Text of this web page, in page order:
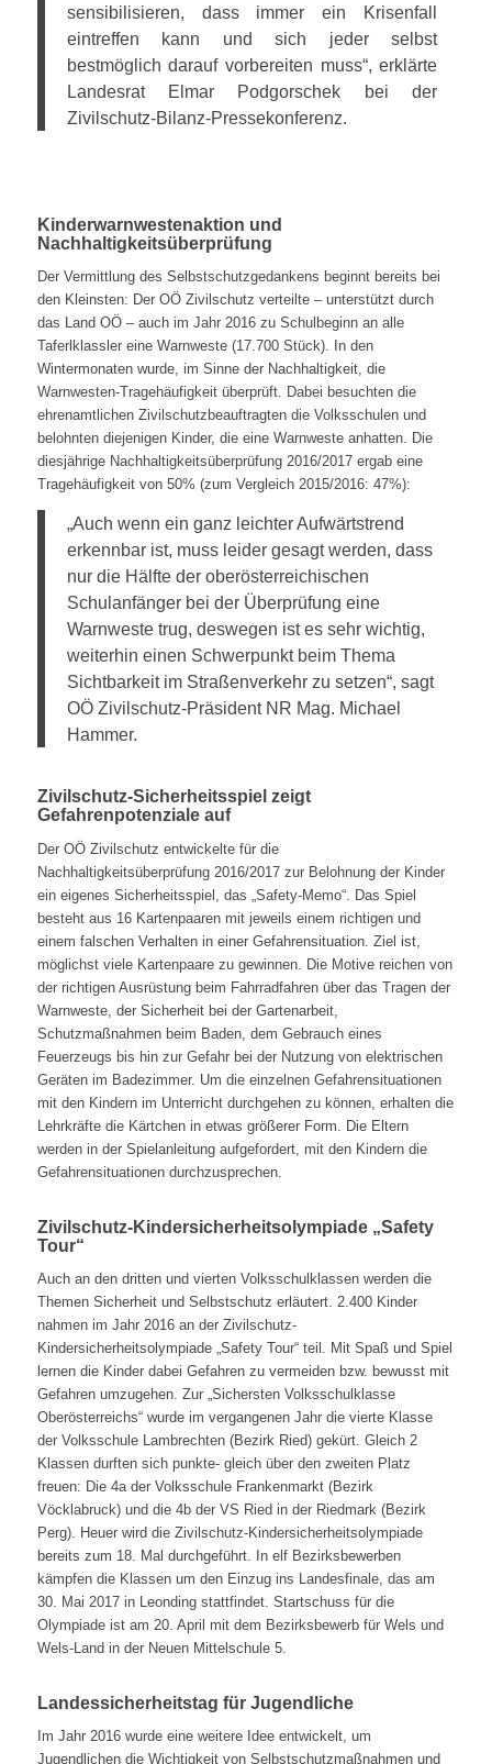
sensibilisieren, dass immer ein Krisenfall
eintreffen kann und sich jeder selbst
bestmöglich darauf vorbereiten muss“, erklärte
Landesrat Elmar Podgorschek bei der
Zivilschutz-Bilanz-Pressekonferenz.
Kinderwarnwestenaktion und
Nachhaltigkeitsüberprüfung
Der Vermittlung des Selbstschutzgedankens beginnt bereits bei
den Kleinsten: Der OÖ Zivilschutz verteilte – unterstützt durch
das Land OÖ – auch im Jahr 2016 zu Schulbeginn an alle
Taferlklassler eine Warnweste (17.700 Stück). In den
Wintermonaten wurde, im Sinne der Nachhaltigkeit, die
Warnwesten-Tragehäufigkeit überprüft. Dabei besuchten die
ehrenamtlichen Zivilschutzbeauftragten die Volksschulen und
belohnten diejenigen Kinder, die eine Warnweste anhatten. Die
diesjährige Nachhaltigkeitsüberprüfung 2016/2017 ergab eine
Tragehäufigkeit von 50% (zum Vergleich 2015/2016: 47%):
„Auch wenn ein ganz leichter Aufwärtstrend
erkennbar ist, muss leider gesagt werden, dass
nur die Hälfte der oberösterreichischen
Schulanfänger bei der Überprüfung eine
Warnweste trug, deswegen ist es sehr wichtig,
weiterhin einen Schwerpunkt beim Thema
Sichtbarkeit im Straßenverkehr zu setzen“, sagt
OÖ Zivilschutz-Präsident NR Mag. Michael
Hammer.
Zivilschutz-Sicherheitsspiel zeigt
Gefahrenpotenziale auf
Der OÖ Zivilschutz entwickelte für die
Nachhaltigkeitsüberprüfung 2016/2017 zur Belohnung der Kinder
ein eigenes Sicherheitsspiel, das „Safety-Memo“. Das Spiel
besteht aus 16 Kartenpaaren mit jeweils einem richtigen und
einem falschen Verhalten in einer Gefahrensituation. Ziel ist,
möglichst viele Kartenpaare zu gewinnen. Die Motive reichen von
der richtigen Ausrüstung beim Fahrradfahren über das Tragen der
Warnweste, der Sicherheit bei der Gartenarbeit,
Schutzmaßnahmen beim Baden, dem Gebrauch eines
Feuerzeugs bis hin zur Gefahr bei der Nutzung von elektrischen
Geräten im Badezimmer. Um die einzelnen Gefahrensituationen
mit den Kindern im Unterricht durchgehen zu können, erhalten die
Lehrkräfte die Kärtchen in etwas größerer Form. Die Eltern
werden in der Spielanleitung aufgefordert, mit den Kindern die
Gefahrensituationen durchzusprechen.
Zivilschutz-Kindersicherheitsolympiade „Safety
Tour“
Auch an den dritten und vierten Volksschulklassen werden die
Themen Sicherheit und Selbstschutz erläutert. 2.400 Kinder
nahmen im Jahr 2016 an der Zivilschutz-
Kindersicherheitsolympiade „Safety Tour“ teil. Mit Spaß und Spiel
lernen die Kinder dabei Gefahren zu vermeiden bzw. bewusst mit
Gefahren umzugehen. Zur „Sichersten Volksschulklasse
Oberösterreichs“ wurde im vergangenen Jahr die vierte Klasse
der Volksschule Lambrechten (Bezirk Ried) gekürt. Gleich 2
Klassen durften sich punkte- gleich über den zweiten Platz
freuen: Die 4a der Volksschule Frankenmarkt (Bezirk
Vöcklabruck) und die 4b der VS Ried in der Riedmark (Bezirk
Perg). Heuer wird die Zivilschutz-Kindersicherheitsolympiade
bereits zum 18. Mal durchgeführt. In elf Bezirksbewerben
kämpfen die Klassen um den Einzug ins Landesfinale, das am
30. Mai 2017 in Leonding stattfindet. Startschuss für die
Olympiade ist am 20. April mit dem Bezirksbewerb für Wels und
Wels-Land in der Neuen Mittelschule 5.
Landessicherheitstag für Jugendliche
Im Jahr 2016 wurde eine weitere Idee entwickelt, um
Jugendlichen die Wichtigkeit von Selbstschutzmaßnahmen und